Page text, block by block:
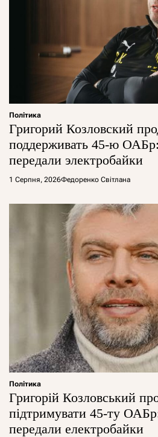
Політика
Григорий Козловский
поддерживать 45-ю
передали электробайки
1 Серпня, 2026Федоренко Світлана
Політика
Григорій Козловський
підтримувати 45-ту
передали електробайки